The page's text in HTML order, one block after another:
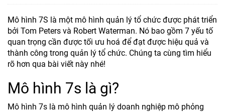
Mô hình 7S là một mô hình quản lý tổ chức được phát triển
bởi Tom Peters và Robert Waterman. Nó bao gồm 7 yếu tố
quan trọng cần được tối ưu hoá để đạt được hiệu quả và
thành công trong quản lý tổ chức. Chúng ta cùng tìm hiểu
rõ hơn qua bài viết này nhé!
Mô hình 7s là gì?
Mô hình 7s là mô hình quản lý doanh nghiệp mô phỏng